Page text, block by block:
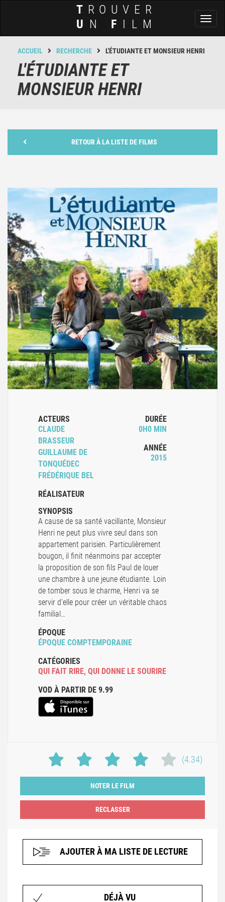
T ROUVER
U N F ILM
ACCUEIL RECHERCHE L'ÉTUDIANTE ET MONSIEUR HENRI
L'ÉTUDIANTE ET
MONSIEUR HENRI
RETOUR À LA LISTE DE FILMS
ACTEURS
CLAUDE
BRASSEUR
GUILLAUME DE
TONQUÉDEC
FRÉDÉRIQUE BEL
RÉALISATEUR
DURÉE
0H0 MIN
ANNÉE
2015
SYNOPSIS
A cause de sa santé vacillante, Monsieur
Henri ne peut plus vivre seul dans son
appartement parisien. Particulièrement
bougon, il finit néanmoins par accepter
la proposition de son fils Paul de louer
une chambre à une jeune étudiante. Loin
de tomber sous le charme, Henri va se
servir d'elle pour créer un véritable chaos
familial…
ÉPOQUE
ÉPOQUE COMPTEMPORAINE
CATÉGORIES
QUI FAIT RIRE, QUI DONNE LE SOURIRE
VOD À PARTIR DE 9.99
(4.34)
NOTER LE FILM
AJOUTER À MA LISTE DE LECTURE
DÉJÀ VU